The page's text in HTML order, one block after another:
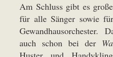
Am Schluss gibt es
für alle Sänger sowie
Gewandhausorchester.
auch schon bei der